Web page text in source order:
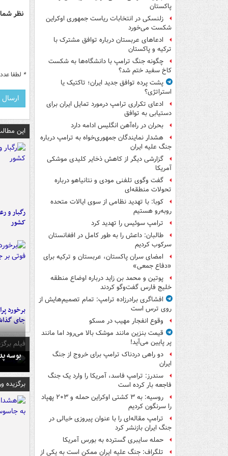
پاکستان
زلنسکی در انتخابات ریاست جمهوری اوکراین
شکست می‌خورد
ادعاهای عربستان درباره توافق مشترک با
ترکیه و پاکستان
چگونه جنگ ترامپ با دانشگاه‌ها به شکست
کاخ سفید ختم شد؟
پشت پرده توافق جدید ایران؛ تاکتیک یا
استراتژی؟
ادعای تکراری ترامپ درمورد تمایل ایران برای
دستیابی به توافق
بحران در راه‌آهن انگلیس ادامه دارد
هشدار نمایندگان جمهوری‌خواه به ترامپ درباره
جنگ علیه ایران
گزارشی دیگر از کاهش ذخایر کلیدی موشکی
آمریکا
گفت وگوی تلفنی مودی و نتانیاهو درباره
تحولات منطقه‌ای
کوبا: با تهدید نظامی از سوی ایالات متحده
روبه‌رو هستیم
ترامپ سوئیس را تهدید کرد
طالبان: داعش را به طور کامل در افغانستان
سرکوب کردیم
امضای سران پاکستان، عربستان و ترکیه برای
«دفاع جمعی»
پوتین و محمد بن زاید درباره اوضاع منطقه
خلیج فارس گفت‌وگو کردند
افشاگری برادرزاده ترامپ: تمام تصمیم‌هایش از
روی ترس است
وقوع انفجار مهیب در مسکو
قیمت بنزین مانند موشک بالا می‌رود اما مانند
پر پایین می‌آید!
دو راهی دردناک ترامپ برای خروج از جنگ
ایران
سندرز: ترامپ فاسد، آمریکا را وارد یک جنگ
فاجعه بار کرده است
روسیه: به ۳ کشتی اوکراین حمله و ۲۰۳ پهپاد
را سرنگون کردیم
ترامپ مقاله‌ای را با عنوان پیروزی خیالی در
جنگ ایران بازنشر کرد
حمله سایبری گسترده به بورس آمریکا
تلگراف: جنگ علیه ایران ممکن است به یکی از
نظر
* لطفا
این
رگبار و
کشور
جای
فیلم
بوسه‌
برگزیده